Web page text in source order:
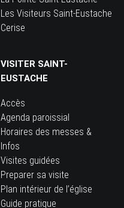
Les Visiteurs Saint-Eustache
Cerise
VISITER SAINT-
EUSTACHE
Accès
Agenda paroissial
Horaires des messes &
Infos
Visites guidées
Preparer sa visite
Plan intérieur de l’église
Guide pratique